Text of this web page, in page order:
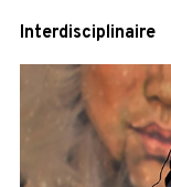
Interdisciplinaire